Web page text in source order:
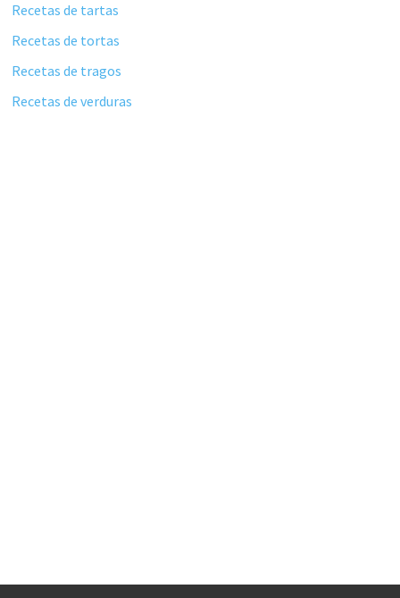
Recetas de tartas
Recetas de tortas
Recetas de tragos
Recetas de verduras